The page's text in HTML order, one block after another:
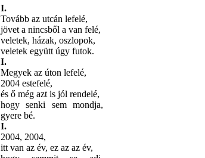
I.
Tovább az utcán lefelé,
jövet a nincsből a van felé,
veletek, házak, oszlopok,
veletek együtt úgy futok.
I.
Megyek az úton lefelé,
2004 estefelé,
és ő még azt is jól rendelé,
hogy senki sem mondja,
gyere bé.
I.
2004, 2004,
itt van az év, ez az az év,